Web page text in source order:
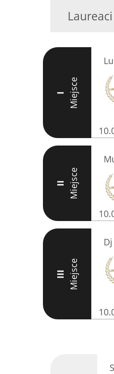
Laureaci
I Miejsce
II Miejsce
III Miejsce